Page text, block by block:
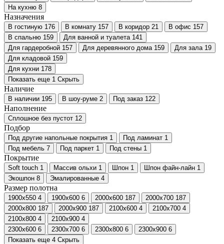
На кухню 8
Назначения
В гостиную 176 В комнату 157 В коридор 21 В офис 157
В спальню 159 Для ванной и туалета 141
Для гардеробной 157 Для деревянного дома 159 Для зала 19
Для кладовой 159
Для кухни 178
Показать еще 1 Скрыть
Наличие
В наличии 195 В шоу-руме 2 Под заказ 122
Наполнение
Сплошное без пустот 12
Подбор
Под другие напольные покрытия 1 Под ламинат 1
Под мебель 7 Под паркет 1 Под стены 1
Покрытие
Soft touch 1 Массив ольхи 1 Шпон 1 Шпон файн-лайн 1
Экошпон 8 Эмалированные 4
Размер полотна
1900х550 4 1900х600 6 2000х600 187 2000х700 187
2000х800 187 2000х900 187 2100х600 4 2100х700 4
2100х800 4 2100х900 4
2300х600 6 2300х700 6 2300х800 6 2300х900 6
Показать еще 4 Скрыть